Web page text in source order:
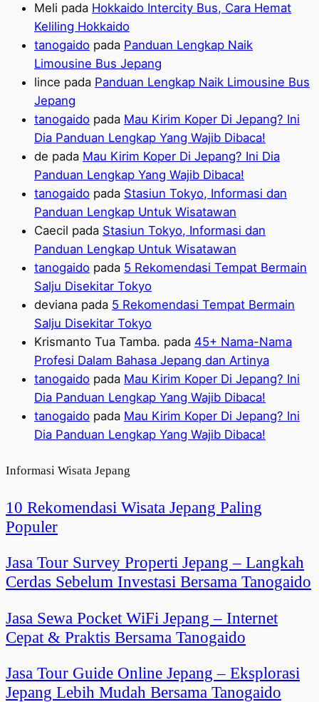
Meli pada Hokkaido Intercity Bus, Cara Hemat
Keliling Hokkaido
tanogaido pada Panduan Lengkap Naik
Limousine Bus Jepang
lince pada Panduan Lengkap Naik Limousine Bus
Jepang
tanogaido pada Mau Kirim Koper Di Jepang? Ini
Dia Panduan Lengkap Yang Wajib Dibaca!
de pada Mau Kirim Koper Di Jepang? Ini Dia
Panduan Lengkap Yang Wajib Dibaca!
tanogaido pada Stasiun Tokyo, Informasi dan
Panduan Lengkap Untuk Wisatawan
Caecil pada Stasiun Tokyo, Informasi dan
Panduan Lengkap Untuk Wisatawan
tanogaido pada 5 Rekomendasi Tempat Bermain
Salju Disekitar Tokyo
deviana pada 5 Rekomendasi Tempat Bermain
Salju Disekitar Tokyo
Krismanto Tua Tamba. pada 45+ Nama-Nama
Profesi Dalam Bahasa Jepang dan Artinya
tanogaido pada Mau Kirim Koper Di Jepang? Ini
Dia Panduan Lengkap Yang Wajib Dibaca!
tanogaido pada Mau Kirim Koper Di Jepang? Ini
Dia Panduan Lengkap Yang Wajib Dibaca!
Informasi Wisata Jepang
10 Rekomendasi Wisata Jepang Paling
Populer
Jasa Tour Survey Properti Jepang – Langkah
Cerdas Sebelum Investasi Bersama Tanogaido
Jasa Sewa Pocket WiFi Jepang – Internet
Cepat & Praktis Bersama Tanogaido
Jasa Tour Guide Online Jepang – Eksplorasi
Jepang Lebih Mudah Bersama Tanogaido